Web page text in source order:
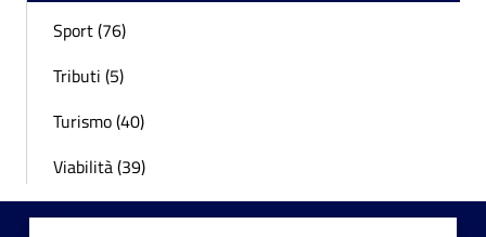
Sport (76)
Tributi (5)
Turismo (40)
Viabilità (39)